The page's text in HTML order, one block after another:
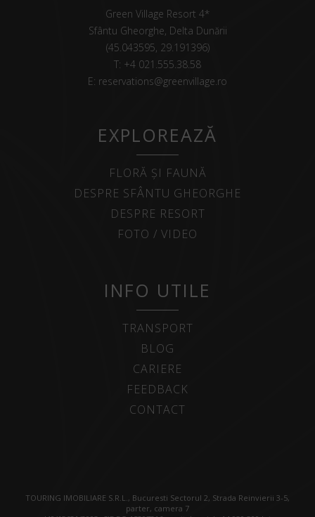
Green Village Resort 4*
Sfântu Gheorghe, Delta Dunării
(45.043595, 29.191396)
T: +4 021.555.38.58
E: reservations@greenvillage.ro
EXPLOREAZĂ
FLORĂ ȘI FAUNĂ
DESPRE SFÂNTU GHEORGHE
DESPRE RESORT
FOTO / VIDEO
INFO UTILE
TRANSPORT
BLOG
CARIERE
FEEDBACK
CONTACT
TOURING IMOBILIARE S.R.L., Bucuresti Sectorul 2, Strada Reinvierii 3-5,
parter, camera 7